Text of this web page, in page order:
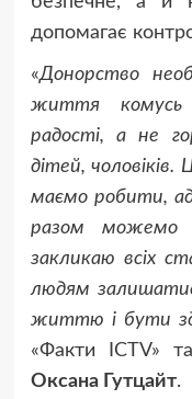
допомагає
«Донорство
життя комусь
радості, а не
дітей,
маємо робити,
разом можемо
закликаю всіх
людям
життю і бути
«Факти ICTV»
Оксана Гутцайт.